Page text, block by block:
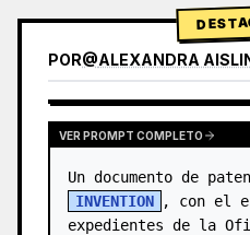
POR@ALEXANDRA
VER RESULTADOS
VER PROMPT COMPLETO
INVENTION
, con el
expedientes de la